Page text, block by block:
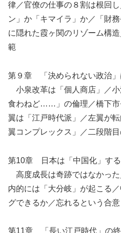
律／官僚の仕事の８割は根回
ン」か「キマイラ」か／「財
に隠れた霞ヶ関のリゾーム構
範
第９章 「決められない政治」
小泉改革は「個人商店」／
食わねど……」の倫理／橋下市
翼は「江戸時代派」／左翼が
翼コンプレックス」／二段階
第10章 日本は「中国化」す
高度成長は奇跡ではなかっ
内的には「大分岐」が起こる
グできるか／忘れるという合意
第11章 「長い江戸時代」の終